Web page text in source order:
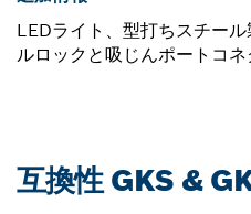
LEDライト、型打ちスチー
ルロックと吸じんポートコネ
互換性 GKS &